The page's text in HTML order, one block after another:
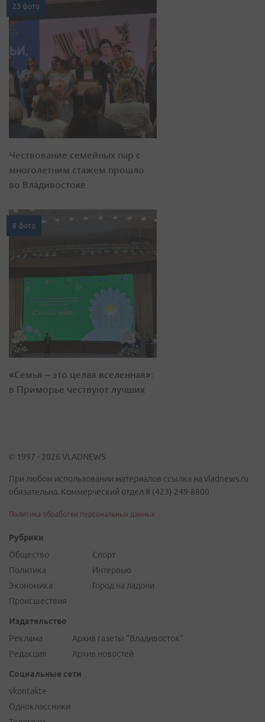
23 фото
Чествование семейных пар с
многолетним стажем прошло
во Владивостоке
8 фото
«Семья – это целая вселенная»:
в Приморье чествуют лучших
© 1997 - 2026 VLADNEWS
При любом использовании материалов ссылка на vladnews.ru
обязательна. Коммерческий отдел 8 (423) 249-8800
Политика обработки персональных данных
Рубрики
Общество
Политика
Экономика
Происшествия
Спорт
Интервью
Город на ладони
Издательство
Реклама
Редакция
Архив газеты "Владивосток"
Архив новостей
Социальные сети
vkontakte
Одноклассники